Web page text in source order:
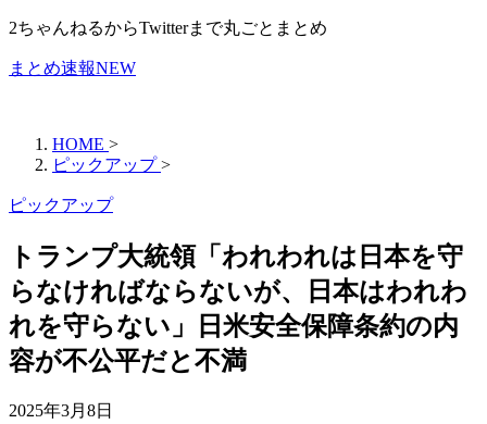
2ちゃんねるからTwitterまで丸ごとまとめ
まとめ速報NEW
HOME >
ピックアップ >
ピックアップ
トランプ大統領「われわれは日本を守
らなければならないが、日本はわれわ
れを守らない」日米安全保障条約の内
容が不公平だと不満
2025年3月8日